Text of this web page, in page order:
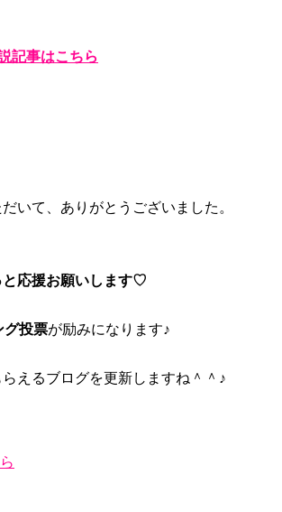
記事はこちら
いて、ありがとうございました。
と応援お願いします♡
グ投票が励みになります♪
えるブログを更新しますね＾＾♪